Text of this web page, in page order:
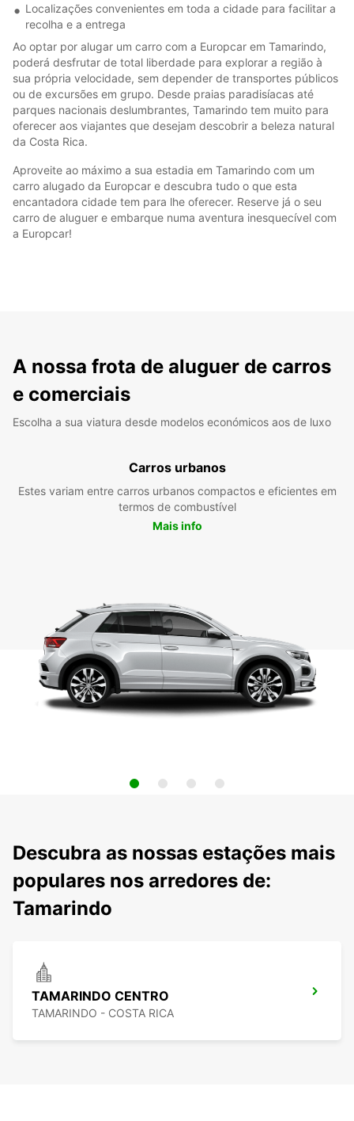
Localizações convenientes em toda a cidade para facilitar a
recolha e a entrega
Ao optar por alugar um carro com a Europcar em Tamarindo,
poderá desfrutar de total liberdade para explorar a região à
sua própria velocidade, sem depender de transportes públicos
ou de excursões em grupo. Desde praias paradisíacas até
parques nacionais deslumbrantes, Tamarindo tem muito para
oferecer aos viajantes que desejam descobrir a beleza natural
da Costa Rica.
Aproveite ao máximo a sua estadia em Tamarindo com um
carro alugado da Europcar e descubra tudo o que esta
encantadora cidade tem para lhe oferecer. Reserve já o seu
carro de aluguer e embarque numa aventura inesquecível com
a Europcar!
A nossa frota de aluguer de carros
e comerciais
Escolha a sua viatura desde modelos económicos aos de luxo
Carros urbanos
Estes variam entre carros urbanos compactos e eficientes em
termos de combustível
Mais info
Descubra as nossas estações mais
populares nos arredores de:
Tamarindo
TAMARINDO CENTRO
TAMARINDO - COSTA RICA